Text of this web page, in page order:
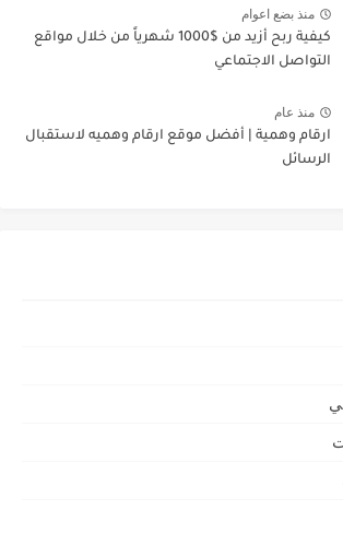
منذ بضع اعوام
كيفية ربح أزيد من $1000 شهرياً من خلال مواقع
التواصل الاجتماعي
منذ عام
ارقام وهمية | أفضل موقع ارقام وهميه لاستقبال
الرسائل